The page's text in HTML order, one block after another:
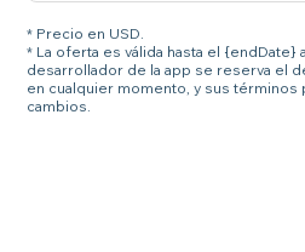
* Precio en USD.
* La oferta es válida hasta el {endDate}
desarrollador de la app se reserva el
en cualquier momento, y sus términos
cambios.